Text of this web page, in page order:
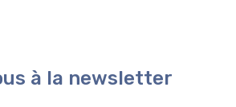
à la newsletter